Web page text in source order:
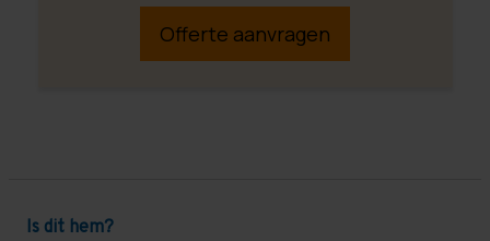
Offerte aanvragen
Is dit hem?